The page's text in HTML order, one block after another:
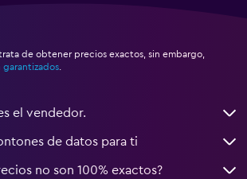
de obtener precios exactos, sin embargo,
garantizados.
el vendedor.
de datos para ti
no son 100% exactos?